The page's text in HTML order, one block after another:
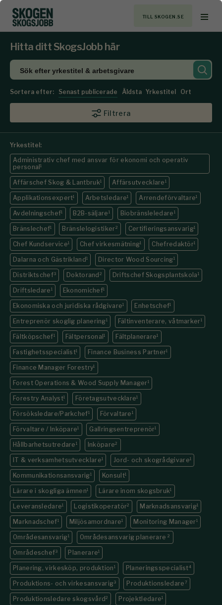
TILL SKOGEN.SE
Hitta ditt SkogsJobb här
Sortera efter: Senast publicerade Äldsta Yrkestitel Ort
Filtrera
Yrkestitel:
Administrativ chef med ansvar för ekonomi och operativ
personal1
Affärschef Skog & Lantbruk1 Affärsutvecklare 1
Applikationsexpert1 Arbetsledare1 Arrendeförvaltare1
Avdelningschef1 B2B-säljare 1 Biobränsleledare 1
Bränslechef1 Bränslelogistiker2 Certifieringsansvarig1
Chef Kundservice1 Chef virkesmätning1 Chefredaktör1
Dalarna och Gästrikland 1 Director Wood Sourcing1
Distriktschef3 Doktorand 2 Driftschef Skogsplantskola 1
Driftsledare 1 Ekonomichef1
Ekonomiska och juridiska rådgivare1 Enhetschef1
Entreprenör skoglig planering1 Fältinventerare, våtmarker1
Fältköpschef1 Fältpersonal1 Fältplanerare1
Fastighets­specialist1 Finance Business Partner1
Finance Manager Forestry1
Forest Operations & Wood Supply Manager1
Forestry Analyst1 Företagsutvecklare1
Försöksledare/Parkchef1 Förvaltare 1
Förvaltare / Inköpare1 Gallringsentreprenör1
Hållbarhetsutredare 1 Inköpare2
IT & verksamhetsutvecklare1 Jord- och skogrådgivare1
Kommunikations­ansvarig1 Konsult1
Lärare i skogliga ämnen1 Lärare inom skogsbruk1
Leveransledare1 Logistikoperatör2 Marknadsansvarig1
Marknadschef1 Miljösamordnare1 Monitoring Manager1
Områdesansvarig1 Områdesansvarig planerare2
Områdeschef3 Planerare1
Planering, virkesköp, produktion 1 Planeringsspecialist4
Produktions- och virkesansvarig3 Produktionsledare 7
Produktionsledare skogsvård2 Projektledare1